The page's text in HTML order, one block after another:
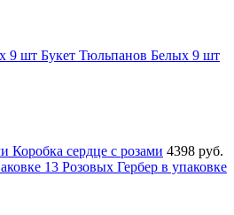
Букет Тюльпанов Белых 9 шт
Коробка сердце с розами 4398 руб.
13 Розовых Гербер в упаковке